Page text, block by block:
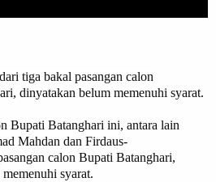
tiga bakal pasangan calon
dinyatakan belum memenuhi syarat.
Bupati Batanghari ini, antara lain
Mahdan dan Firdaus-
calon Bupati Batanghari,
syarat.